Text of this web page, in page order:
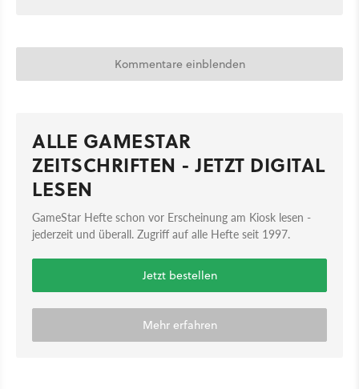
Kommentare einblenden
ALLE GAMESTAR
ZEITSCHRIFTEN - JETZT DIGITAL
LESEN
GameStar Hefte schon vor Erscheinung am Kiosk lesen -
jederzeit und überall. Zugriff auf alle Hefte seit 1997.
Jetzt bestellen
Mehr erfahren